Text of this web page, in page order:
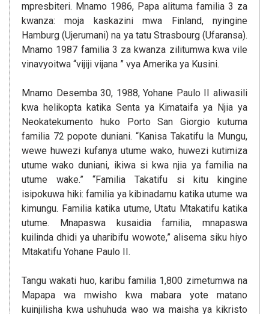
mpresbiteri. Mnamo 1986, Papa alituma familia 3 za
kwanza: moja kaskazini mwa Finland, nyingine
Hamburg (Ujerumani) na ya tatu Strasbourg (Ufaransa).
Mnamo 1987 familia 3 za kwanza zilitumwa kwa vile
vinavyoitwa “vijiji vijana ” vya Amerika ya Kusini.
Mnamo Desemba 30, 1988, Yohane Paulo II aliwasili
kwa helikopta katika Senta ya Kimataifa ya Njia ya
Neokatekumento huko Porto San Giorgio kutuma
familia 72 popote duniani. “Kanisa Takatifu la Mungu,
wewe huwezi kufanya utume wako, huwezi kutimiza
utume wako duniani, ikiwa si kwa njia ya familia na
utume wake.” “Familia Takatifu si kitu kingine
isipokuwa hiki: familia ya kibinadamu katika utume wa
kimungu. Familia katika utume, Utatu Mtakatifu katika
utume. Mnapaswa kusaidia familia, mnapaswa
kuilinda dhidi ya uharibifu wowote,” alisema siku hiyo
Mtakatifu Yohane Paulo II.
Tangu wakati huo, karibu familia 1,800 zimetumwa na
Mapapa wa mwisho kwa mabara yote matano
kuinjilisha kwa ushuhuda wao wa maisha ya kikristo